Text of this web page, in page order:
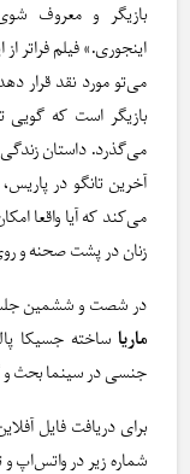
بازیگر و معروف
اینجوری.» فیلم فراتر
می‌تو مورد نقد قرار
بازیگر است که گویی
می‌گذرد. داستان زندگی
آخرین تانگو در
می‌کند که آیا واقعا
زنان در پشت صحنه و
در شصت و ششمین جلسه
ماریا ساخته جسیکا
جنسی در سینما بحث و
برای دریافت فایل
شماره زیر در واتس‌اپ و